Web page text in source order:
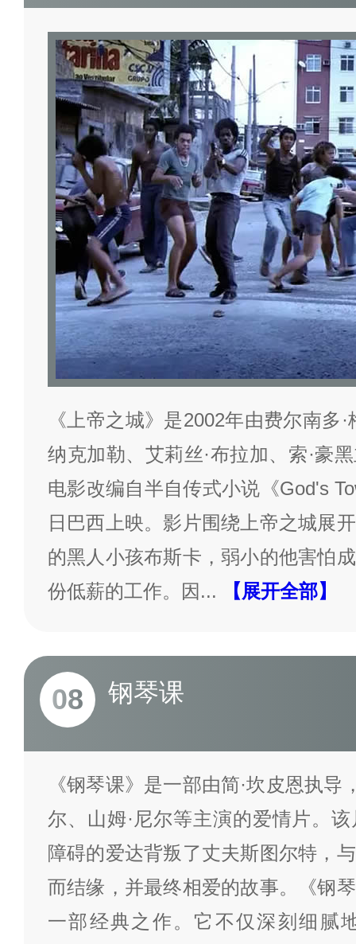
《上帝之城》是2002年由费尔南多
纳克加勒、艾莉丝·布拉加、索·豪
电影改编自半自传式小说《God's
日巴西上映。影片围绕上帝之城展
的黑人小孩布斯卡，弱小的他害怕
份低薪的工作。因 ... 【展开全部】
08 钢琴课
《钢琴课》是一部由简·坎皮恩执导
尔、山姆·尼尔等主演的爱情片。
障碍的爱达背叛了丈夫斯图尔特，
而结缘，并最终相爱的故事。《钢
一部经典之作。它不仅深刻细腻